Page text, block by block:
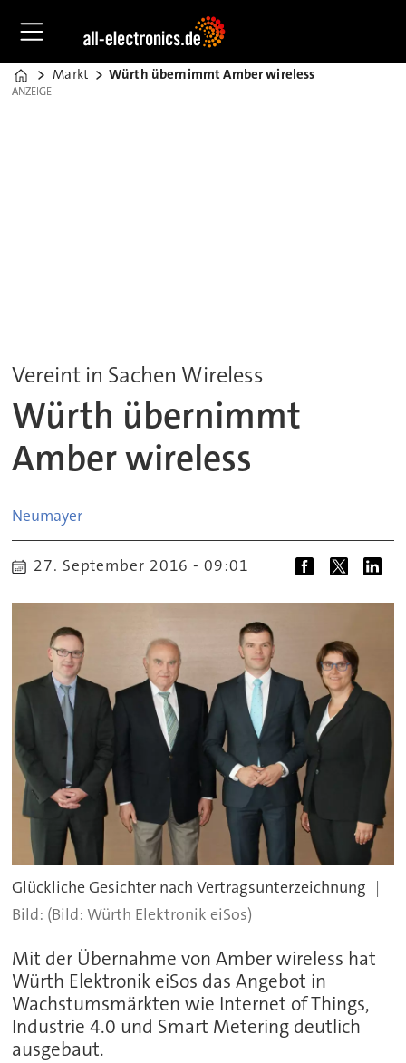
Home
Markt Würth übernimmt Amber wireless
ANZEIGE
ANZEIGE
Vereint in Sachen Wireless
Würth übernimmt
Amber wireless
Neumayer
27. September 2016 - 09:01
Glückliche Gesichter nach Vertragsunterzeichnung
(Bild: Würth Elektronik eiSos)
Mit der Übernahme von Amber wireless hat
Würth Elektronik eiSos das Angebot in
Wachstumsmärkten wie Internet of Things,
Industrie 4.0 und Smart Metering deutlich
ausgebaut.